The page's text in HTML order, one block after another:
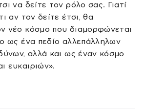
να δείτε τον ρόλο σας. Γιατί
αν τον δείτε έτσι, θα
νέο κόσμο που διαμορφώνεται
ως ένα πεδίο αλλεπάλληλων
αλλά και ως έναν κόσμο
ευκαιριών».